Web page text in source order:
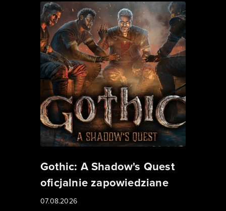
Gothic: A Shadow's Quest
oficjalnie zapowiedziane
07.08.2026